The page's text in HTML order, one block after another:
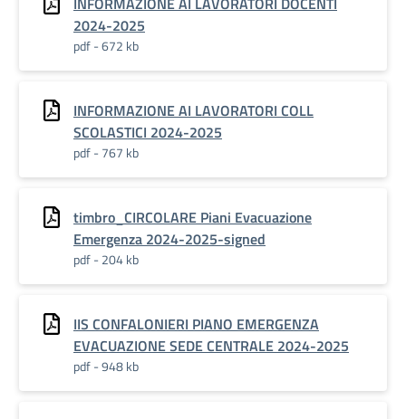
2024-2025
pdf - 672 kb
INFORMAZIONE AI LAVORATORI COLL
SCOLASTICI 2024-2025
pdf - 767 kb
timbro_CIRCOLARE Piani Evacuazione
Emergenza 2024-2025-signed
pdf - 204 kb
IIS CONFALONIERI PIANO EMERGENZA
EVACUAZIONE SEDE CENTRALE 2024-2025
pdf - 948 kb